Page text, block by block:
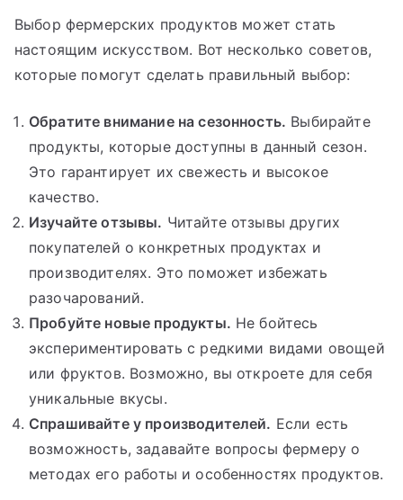
Выбор фермерских продуктов может стать
настоящим искусством. Вот несколько советов,
которые помогут сделать правильный выбор:
Обратите внимание на сезонность. Выбирайте
продукты, которые доступны в данный сезон.
Это гарантирует их свежесть и высокое
качество.
Изучайте отзывы. Читайте отзывы других
покупателей о конкретных продуктах и
производителях. Это поможет избежать
разочарований.
Пробуйте новые продукты. Не бойтесь
экспериментировать с редкими видами овощей
или фруктов. Возможно, вы откроете для себя
уникальные вкусы.
Спрашивайте у производителей. Если есть
возможность, задавайте вопросы фермеру о
методах его работы и особенностях продуктов.